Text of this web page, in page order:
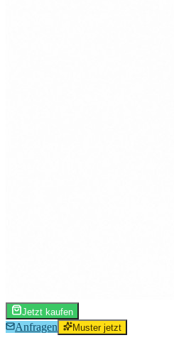
Jetzt kaufen
Anfragen Muster jetzt